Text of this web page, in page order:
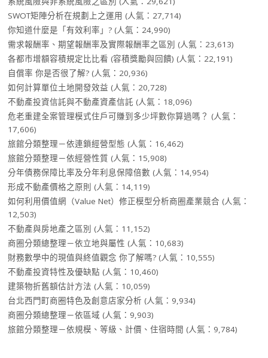
SWOT矩陣分析在規劃上之運用 (人氣：27,714)
你知道什麼是「有效利率」? (人氣：24,990)
需求報酬率、期望報酬率及實際報酬率之區別 (人氣：23,613)
各都市增額容積規定比比看 (容積獎勵與回饋) (人氣：22,191)
自償率 你是否很了解? (人氣：20,936)
如何計算單位土地開發效益 (人氣：20,728)
不動產投資信託與不動產資產信託 (人氣：18,096)
危老重建全案管理模式住戶可賺到多少坪數你算過嗎？ (人氣：
17,606)
旅館分類整理－依連鎖經營型態 (人氣：16,462)
旅館分類整理－依經營性質 (人氣：15,908)
分年債務保障比率及分年利息保障倍數 (人氣：14,954)
形成不動產價格之原則 (人氣：14,119)
如何利用價值網（Value Net）修正模型分析商圈產業競合 (人氣：
12,503)
不動產與房地產之區別 (人氣：11,152)
商圈分類總整理－依立地與屬性 (人氣：10,683)
財務數學中的現值與終值觀念 你了解嗎? (人氣：10,555)
不動產投資特性及優缺點 (人氣：10,460)
建築物折舊額估計方法 (人氣：10,059)
台北西門町商圈特色及創意店家分析 (人氣：9,934)
商圈分類總整理－依區域 (人氣：9,903)
旅館分類整理－依規模、等級、計價、住宿時間 (人氣：9,784)